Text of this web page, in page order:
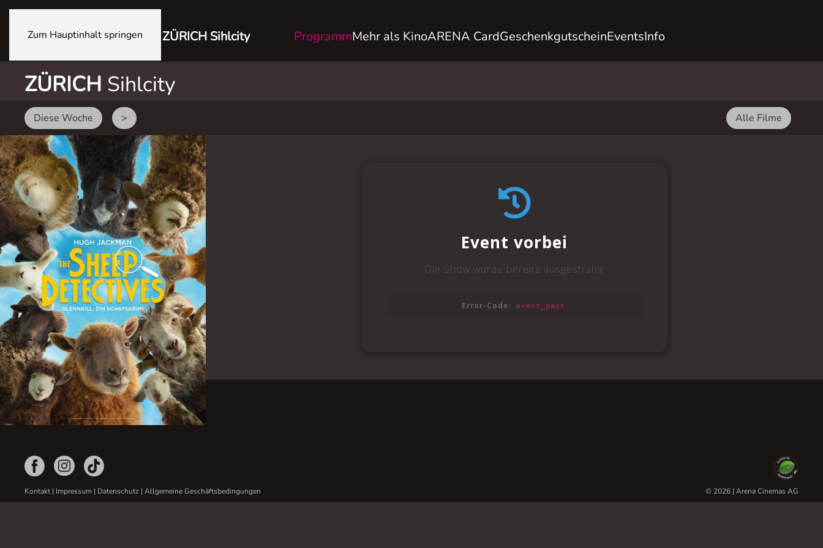
Zum Hauptinhalt springen ZÜRICH Sihlcity ProgrammMehr als KinoARENA CardGeschenkgutscheinEventsInfo
ZÜRICH Sihlcity
Diese Woche > Alle Filme
Kontakt| Impressum | Datenschutz | Allgemeine Geschäftsbedingungen © 2026 | Arena Cinemas AG